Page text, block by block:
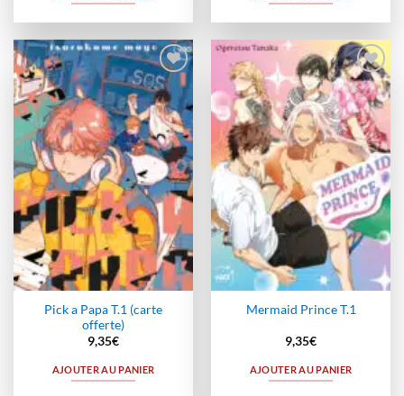
Ajouter
à la
wishlist
Pick a Papa T.1 (carte
offerte)
9,35€
AJOUTER AU PANIER
Ajouter
à la
wishlist
Mermaid Prince T.1
9,35€
AJOUTER AU PANIER